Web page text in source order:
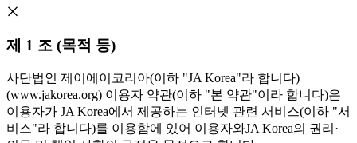
제 1 조 (목적 등)
사단법인 제이에이코리아(이하 "JA Korea"라 합니다)
(www.jakorea.org) 이용자 약관(이하 "본 약관"이라 합니다)은
이용자가 JA Korea에서 제공하는 인터넷 관련 서비스(이하 "서
비스"라 합니다)를 이용함에 있어 이용자와JA Korea의 권리·